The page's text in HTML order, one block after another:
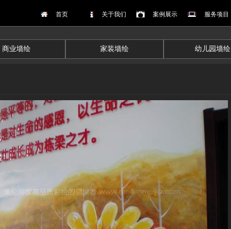
首页 关于我们 案例展示 服务项目
商业墙绘 家装墙绘 幼儿园墙绘